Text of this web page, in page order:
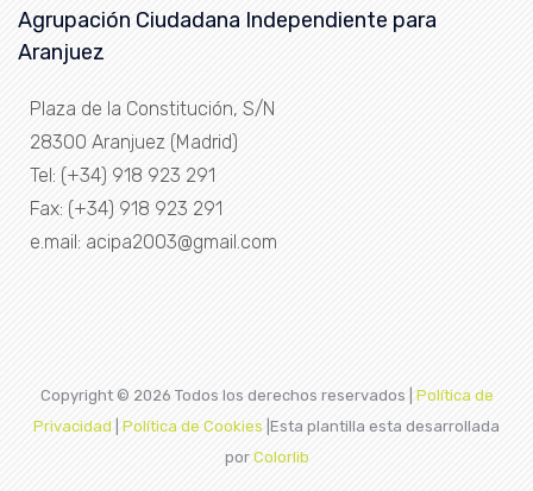
Agrupación Ciudadana Independiente para
Aranjuez
Plaza de la Constitución, S/N
28300 Aranjuez (Madrid)
Tel: (+34) 918 923 291
Fax: (+34) 918 923 291
e.mail: acipa2003@gmail.com
Copyright © 2026 Todos los derechos reservados | Política de
Privacidad
Política de Cookies |Esta plantilla esta desarrollada
por Colorlib